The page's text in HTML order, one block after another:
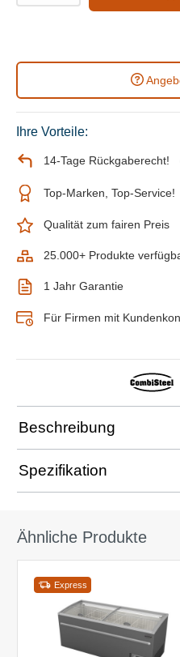
Ihre Vorteile:
14-Tage Rückgaberecht!
Top-Marken, Top-Service!
Qualität zum fairen Preis
25.000+ Produkte
1 Jahr Garantie
Für Firmen mit
Beschreibung
Spezifikation
Ähnliche Produkte
Express